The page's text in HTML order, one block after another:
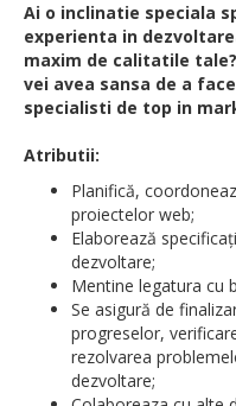
Ai o inclinatie speciala
experienta in
maxim de calitatile
vei avea sansa de a
specialisti de top in
Atributii:
Planifică,
proiectelor web;
Elaborează
dezvoltare;
Mentine legatura cu
Se asigură de
progreselor,
rezolvarea
dezvoltare;